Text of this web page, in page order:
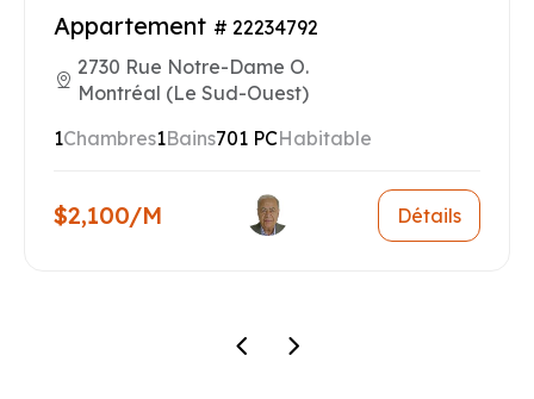
Appartement # 22234792
2730 Rue Notre-Dame O.
Montréal (Le Sud-Ouest)
1Chambres1Bains701 PCHabitable
$2,100/M Détails